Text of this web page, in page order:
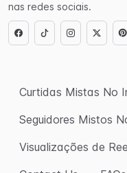
nas redes sociais.
Curtidas Mistas No
Seguidores Mistos
Visualizações de